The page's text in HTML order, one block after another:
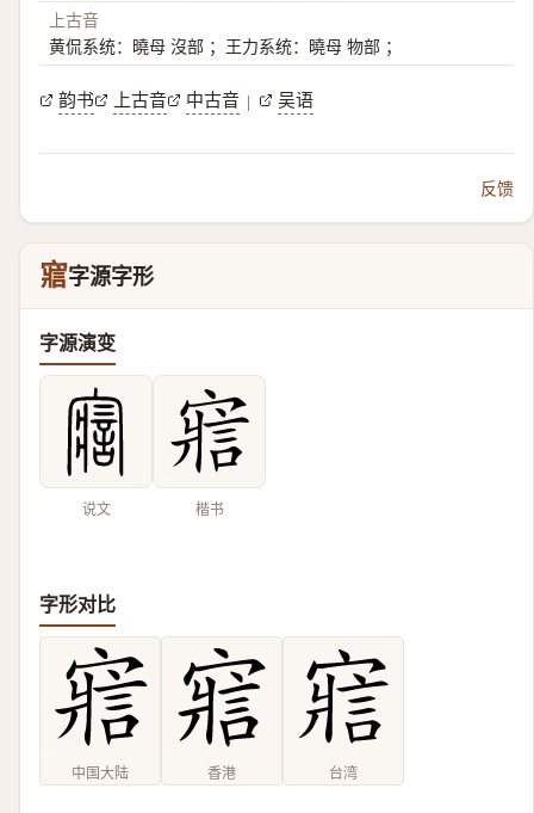
上古音
黄侃系统：曉母 沒部 ；王力系统：曉母 物部 ；
韵书 上古音 中古音 | 吴语
反馈
寣字源字形
字源演变
说文 楷书
字形对比
中国大陆 香港 台湾